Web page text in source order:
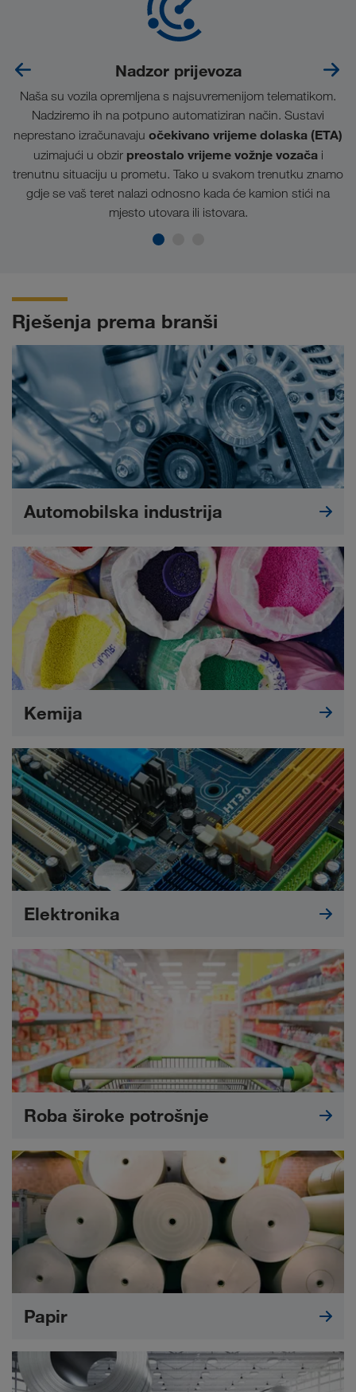
Nadzor prijevoza
Naša su vozila opremljena s najsuvremenijom telematikom.
Nadziremo ih na potpuno automatiziran način. Sustavi
neprestano izračunavaju očekivano vrijeme dolaska (ETA)
uzimajući u obzir preostalo vrijeme vožnje vozačai
trenutnu situaciju u prometu. Tako u svakom trenutku znamo
gdje se vaš teret nalazi odnosno kada će kamion stići na
mjesto utovara ili istovara.
Rješenja prema branši
Automobilska industrija
Kemija
Elektronika
Roba široke potrošnje
Papir